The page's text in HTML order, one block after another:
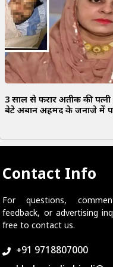
3 साल से फरार अतीक की पत्नी
बेटे अबान अहमद के जनाजे में
Contact Info
For questions,
feedback, or advertising
free to contact us.
+91 9718807000